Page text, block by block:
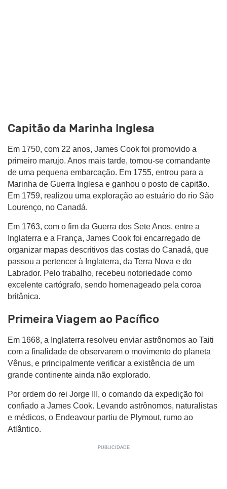
Capitão da Marinha Inglesa
Em 1750, com 22 anos, James Cook foi promovido a
primeiro marujo. Anos mais tarde, tornou-se comandante
de uma pequena embarcação. Em 1755, entrou para a
Marinha de Guerra Inglesa e ganhou o posto de capitão.
Em 1759, realizou uma exploração ao estuário do rio São
Lourenço, no Canadá.
Em 1763, com o fim da Guerra dos Sete Anos, entre a
Inglaterra e a França, James Cook foi encarregado de
organizar mapas descritivos das costas do Canadá, que
passou a pertencer à Inglaterra, da Terra Nova e do
Labrador. Pelo trabalho, recebeu notoriedade como
excelente cartógrafo, sendo homenageado pela coroa
britânica.
Primeira Viagem ao Pacífico
Em 1668, a Inglaterra resolveu enviar astrônomos ao Taiti
com a finalidade de observarem o movimento do planeta
Vênus, e principalmente verificar a existência de um
grande continente ainda não explorado.
Por ordem do rei Jorge III, o comando da expedição foi
confiado a James Cook. Levando astrônomos, naturalistas
e médicos, o Endeavour partiu de Plymout, rumo ao
Atlântico.